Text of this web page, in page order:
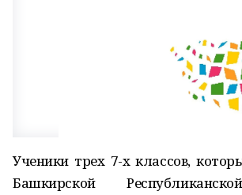
Ученики трех 7-х классов,
Башкирской